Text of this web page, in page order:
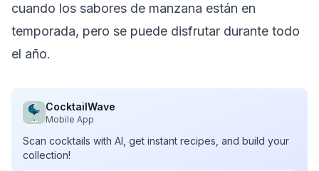
cuando los sabores de manzana están en
temporada, pero se puede disfrutar durante todo
el año.
CocktailWave
Mobile App
Scan cocktails with AI, get instant recipes, and build your
collection!